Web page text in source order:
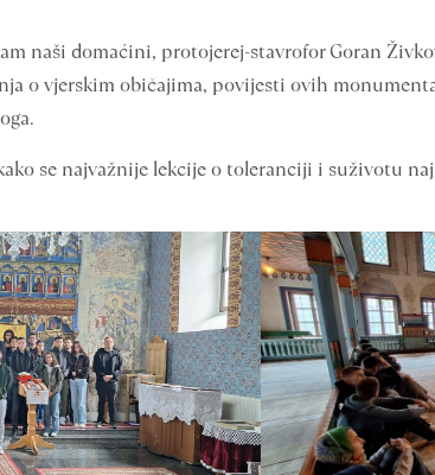
naši domaćini, protojerej-stavrofor Goran
o vjerskim običajima, povijesti ovih
se najvažnije lekcije o toleranciji i suživotu